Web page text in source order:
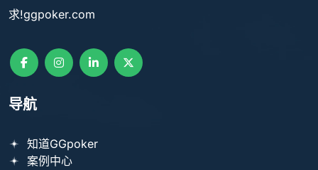
求!ggpoker.com
导航
知道GGpoker
案例中心